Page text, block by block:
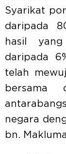
Syarikat
daripada
hasil
daripada
telah
bersama
negara
bn.